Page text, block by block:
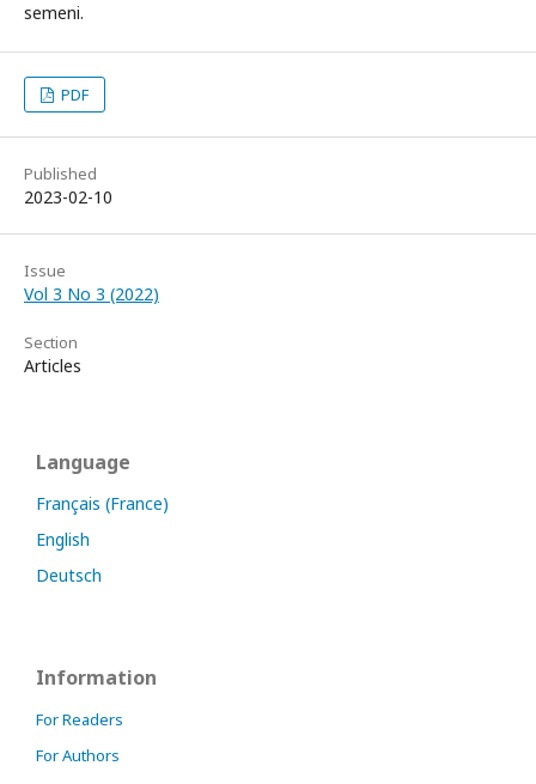
semeni.
PDF
Published
2023-02-10
Issue
Vol 3 No 3 (2022)
Section
Articles
Language
Français (France)
English
Deutsch
Information
For Readers
For Authors